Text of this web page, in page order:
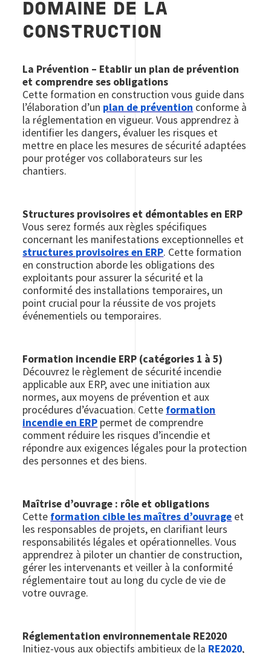
DOMAINE DE LA
CONSTRUCTION
La Prévention – Etablir un plan de prévention
et comprendre ses obligations
Cette formation en construction vous guide dans
l’élaboration d’un plan de prévention conforme à
la réglementation en vigueur. Vous apprendrez à
identifier les dangers, évaluer les risques et
mettre en place les mesures de sécurité adaptées
pour protéger vos collaborateurs sur les
chantiers.
Structures provisoires et démontables en ERP
Vous serez formés aux règles spécifiques
concernant les manifestations exceptionnelles et
structures provisoires en ERP. Cette formation
en construction aborde les obligations des
exploitants pour assurer la sécurité et la
conformité des installations temporaires, un
point crucial pour la réussite de vos projets
événementiels ou temporaires.
Formation incendie ERP (catégories 1 à 5)
Découvrez le règlement de sécurité incendie
applicable aux ERP, avec une initiation aux
normes, aux moyens de prévention et aux
procédures d’évacuation. Cette formation
incendie en ERP permet de comprendre
comment réduire les risques d’incendie et
répondre aux exigences légales pour la protection
des personnes et des biens.
Maîtrise d’ouvrage : rôle et obligations
Cette formation cible les maîtres d’ouvrage et
les responsables de projets, en clarifiant leurs
responsabilités légales et opérationnelles. Vous
apprendrez à piloter un chantier de construction,
gérer les intervenants et veiller à la conformité
réglementaire tout au long du cycle de vie de
votre ouvrage.
Réglementation environnementale RE2020
Initiez-vous aux objectifs ambitieux de la RE2020,